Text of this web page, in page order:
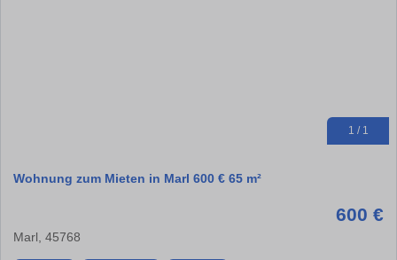
1 / 1
Wohnung zum Mieten in Marl 600 € 65 m²
600 €
Marl, 45768